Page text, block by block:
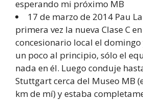
esperando mi próximo MB
17 de marzo de 2014 Pau
primera vez la nueva Clase C
concesionario local el domingo
un poco al principio, sólo el
nada en él. Luego conduje
Stuttgart cerca del Museo MB
km de mí) y estaba